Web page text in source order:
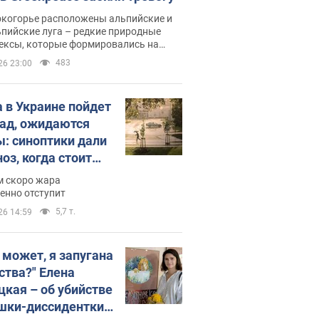
расположены альпийские и
луга – редкие природные
которые формировались на
сотен лет
23:00 483
Украине пойдет
ожидаются
синоптики дали
когда стоит
изменения
скоро жара
отступит
14:59 5,7 т.
я запугана
Елена
– об убийстве
диссидентки